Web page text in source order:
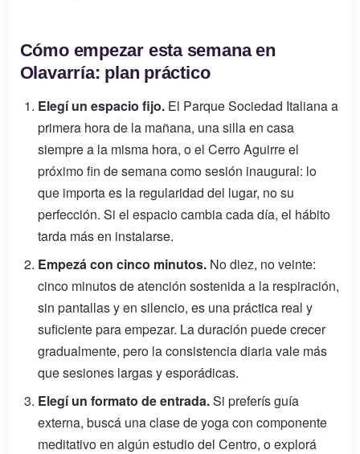
Cómo empezar esta semana en
Olavarría: plan práctico
Elegí un espacio fijo. El Parque Sociedad Italiana a
primera hora de la mañana, una silla en casa
siempre a la misma hora, o el Cerro Aguirre el
próximo fin de semana como sesión inaugural: lo
que importa es la regularidad del lugar, no su
perfección. Si el espacio cambia cada día, el hábito
tarda más en instalarse.
Empezá con cinco minutos. No diez, no veinte:
cinco minutos de atención sostenida a la respiración,
sin pantallas y en silencio, es una práctica real y
suficiente para empezar. La duración puede crecer
gradualmente, pero la consistencia diaria vale más
que sesiones largas y esporádicas.
Elegí un formato de entrada.Si preferís guía
externa, buscá una clase de yoga con componente
meditativo en algún estudio del Centro, o explorá